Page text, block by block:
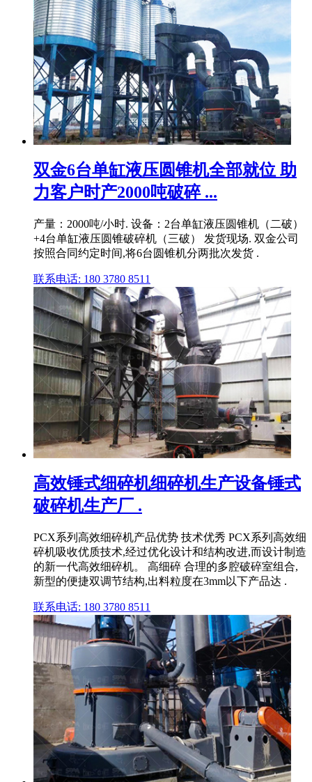
双金6台单缸液压圆锥机全部就位 助
力客户时产2000吨破碎 ...
产量：2000吨/小时. 设备：2台单缸液压圆锥机（二破）
+4台单缸液压圆锥破碎机（三破） 发货现场. 双金公司
按照合同约定时间,将6台圆锥机分两批次发货 .
联系电话: 180 3780 8511
高效锤式细碎机细碎机生产设备锤式
破碎机生产厂 .
PCX系列高效细碎机产品优势 技术优秀 PCX系列高效细
碎机吸收优质技术,经过优化设计和结构改进,而设计制造
的新一代高效细碎机。 高细碎 合理的多腔破碎室组合,
新型的便捷双调节结构,出料粒度在3mm以下产品达 .
联系电话: 180 3780 8511